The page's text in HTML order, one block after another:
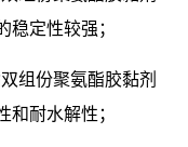
稳定性较强；
组份聚氨酯胶黏剂
和耐水解性；